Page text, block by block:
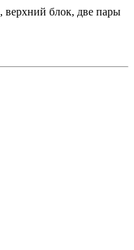
верхний блок, две пары